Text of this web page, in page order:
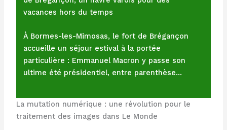
vacances hors du temps
À Bormes-les-Mimosas, le fort de Brégançon
accueille un séjour estival à la portée
particulière : Emmanuel Macron y passe son
ultime été présidentiel, entre parenthèse…
La mutation numérique : une révolution pour le
traitement des images dans Le Monde